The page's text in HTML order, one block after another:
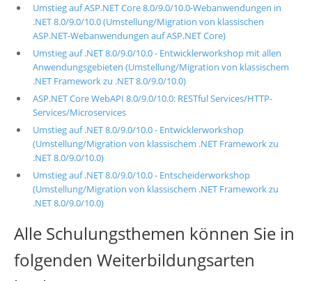
Umstieg auf ASP.NET Core 8.0/9.0/10.0-Webanwendungen in
.NET 8.0/9.0/10.0 (Umstellung/Migration von klassischen
ASP.NET-Webanwendungen auf ASP.NET Core)
Umstieg auf .NET 8.0/9.0/10.0 - Entwicklerworkshop mit allen
Anwendungsgebieten (Umstellung/Migration von klassischem
.NET Framework zu .NET 8.0/9.0/10.0)
ASP.NET Core WebAPI 8.0/9.0/10.0: RESTful Services/HTTP-
Services/Microservices
Umstieg auf .NET 8.0/9.0/10.0 - Entwicklerworkshop
(Umstellung/Migration von klassischem .NET Framework zu
.NET 8.0/9.0/10.0)
Umstieg auf .NET 8.0/9.0/10.0 - Entscheiderworkshop
(Umstellung/Migration von klassischem .NET Framework zu
.NET 8.0/9.0/10.0)
Alle Schulungsthemen können Sie in
folgenden Weiterbildungsarten